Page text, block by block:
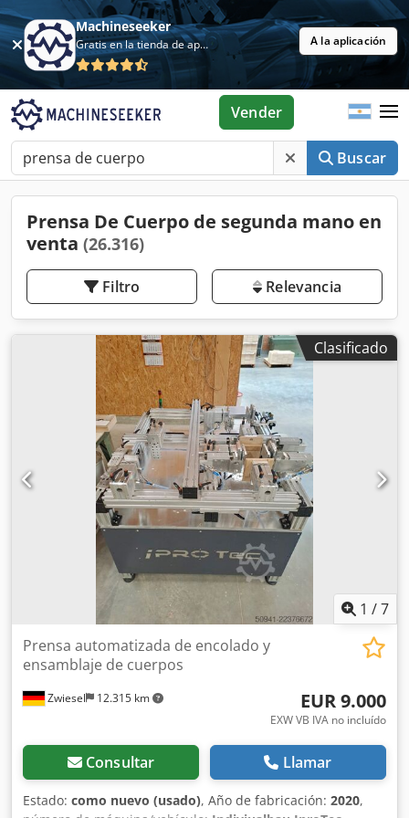
Machineseeker
Gratis en la tienda de aplicaciones A la aplicación
Buscar
Vender
Prensa De Cuerpo de segunda mano en
venta (26.316)
Filtro Relevancia
Clasificado
1 /7
Zwiesel 12.315 km
Prensa automatizada de encolado y
ensamblaje de cuerpos
EUR 9.000
EXW VB IVA no incluído
Consultar Llamar
Estado: como nuevo (usado), Año de fabricación: 2020,